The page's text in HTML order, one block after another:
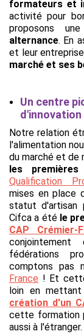
formateurs et
activité pour
proposons
alternance. En
et leur
marché et ses
Un centre
Notre relation
l'alimentation
du marché et de
les
Qualification
mises en place
statut d'artisan
Cifca a été le
CAP Crémier-
fédérations
comptons pas
France ! Et
loin en
création d'un
cette formation
aussi à l'étranger.